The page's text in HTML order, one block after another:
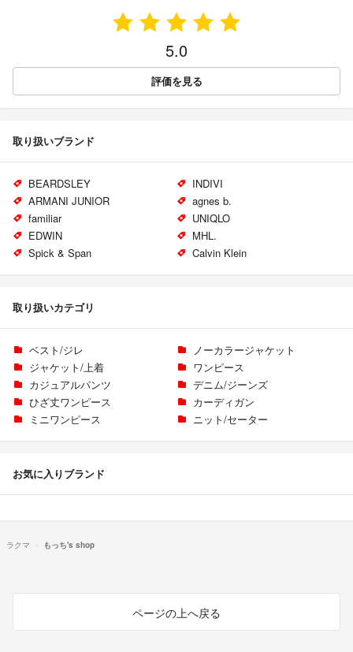
5.0
評価を見る
取り扱いブランド
BEARDSLEY
INDIVI
ARMANI JUNIOR
agnes b.
familiar
UNIQLO
EDWIN
MHL.
Spick & Span
Calvin Klein
取り扱いカテゴリ
ベスト/ジレ
ノーカラージャケット
ジャケット/上着
ワンピース
カジュアルパンツ
デニム/ジーンズ
ひざ丈ワンピース
カーディガン
ミニワンピース
ニット/セーター
お気に入りブランド
ラクマ もっち's shop
ページの上へ戻る